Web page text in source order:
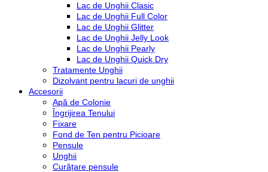
Lac de Unghii Clasic
Lac de Unghii Full Color
Lac de Unghii Glitter
Lac de Unghii Jelly Look
Lac de Unghii Pearly
Lac de Unghii Quick Dry
Tratamente Unghii
Dizolvant pentru lacuri de unghii
Accesorii
Apă de Colonie
Îngrijirea Tenului
Fixare
Fond de Ten pentru Picioare
Pensule
Unghii
Curățare pensule